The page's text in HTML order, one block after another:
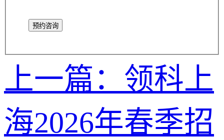
预约咨询
上一篇：领科上
海2026年春季招